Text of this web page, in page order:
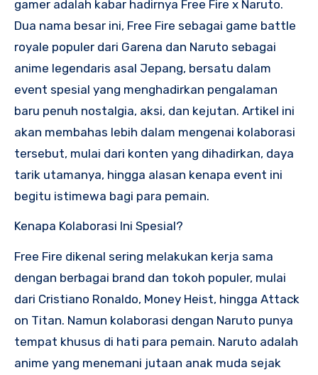
gamer adalah kabar hadirnya Free Fire x Naruto.
Dua nama besar ini, Free Fire sebagai game battle
royale populer dari Garena dan Naruto sebagai
anime legendaris asal Jepang, bersatu dalam
event spesial yang menghadirkan pengalaman
baru penuh nostalgia, aksi, dan kejutan. Artikel ini
akan membahas lebih dalam mengenai kolaborasi
tersebut, mulai dari konten yang dihadirkan, daya
tarik utamanya, hingga alasan kenapa event ini
begitu istimewa bagi para pemain.
Kenapa Kolaborasi Ini Spesial?
Free Fire dikenal sering melakukan kerja sama
dengan berbagai brand dan tokoh populer, mulai
dari Cristiano Ronaldo, Money Heist, hingga Attack
on Titan. Namun kolaborasi dengan Naruto punya
tempat khusus di hati para pemain. Naruto adalah
anime yang menemani jutaan anak muda sejak